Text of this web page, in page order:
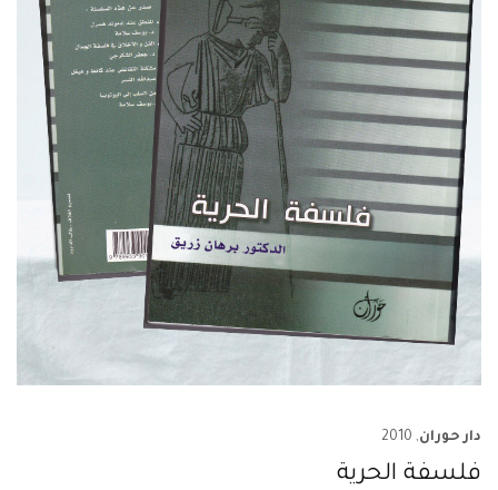
دار حوران, 2010
فلسفة الحرية